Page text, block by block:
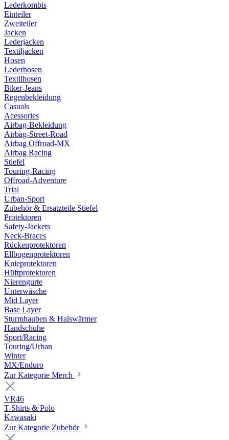
Lederkombis
Einteiler
Zweiteiler
Jacken
Lederjacken
Textiljacken
Hosen
Lederhosen
Textilhosen
Biker-Jeans
Regenbekleidung
Casuals
Acessories
Airbag-Bekleidung
Airbag-Street-Road
Airbag Offroad-MX
Airbag Racing
Stiefel
Touring-Racing
Offroad-Adventure
Trial
Urban-Sport
Zubehör & Ersatzteile Stiefel
Protektoren
Safety-Jackets
Neck-Braces
Rückenprotektoren
Ellbogenprotektoren
Knieprotektoren
Hüftprotektoren
Nierengurte
Unterwäsche
Mid Layer
Base Layer
Sturmhauben & Halswärmer
Handschuhe
Sport/Racing
Touring/Urban
Winter
MX/Enduro
Zur Kategorie Merch
VR46
T-Shirts & Polo
Kawasaki
Zur Kategorie Zubehör